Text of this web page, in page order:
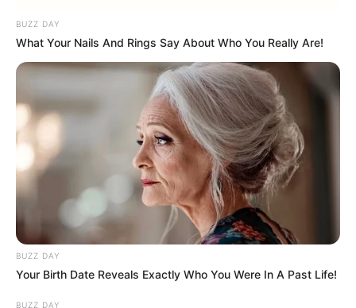
Participe do nosso grupo do
WhatsApp!
Fique informado em tempo real sobre as principais
notícias de Paraguaçu Paulista e região
Clique aqui para entrar no grupo
BUZZ DAY
What Your Nails And Rings Say About Who You Really Are!
BUZZ DAY
Your Birth Date Reveals Exactly Who You Were In A Past Life!
BUZZ DAY